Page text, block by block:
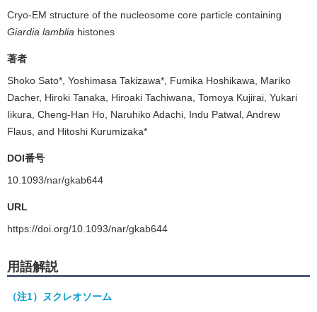
Cryo-EM structure of the nucleosome core particle containing
Giardia lamblia histones
著者
Shoko Sato*, Yoshimasa Takizawa*, Fumika Hoshikawa, Mariko
Dacher, Hiroki Tanaka, Hiroaki Tachiwana, Tomoya Kujirai, Yukari
Iikura, Cheng-Han Ho, Naruhiko Adachi, Indu Patwal, Andrew
Flaus, and Hitoshi Kurumizaka*
DOI番号
10.1093/nar/gkab644
URL
https://doi.org/10.1093/nar/gkab644
用語解説
（注1）ヌクレオソーム